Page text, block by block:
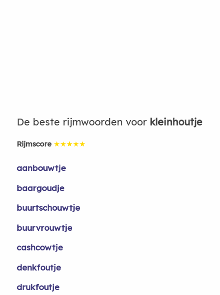
De beste rijmwoorden voor kleinhoutje
Rijmscore ★★★★★
aanbouwtje
baargoudje
buurtschouwtje
buurvrouwtje
cashcowtje
denkfoutje
drukfoutje